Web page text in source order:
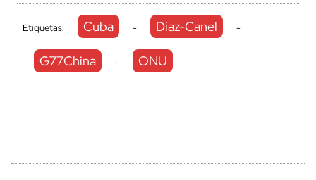
Etiquetas: Cuba - Díaz-Canel -
G77China - ONU